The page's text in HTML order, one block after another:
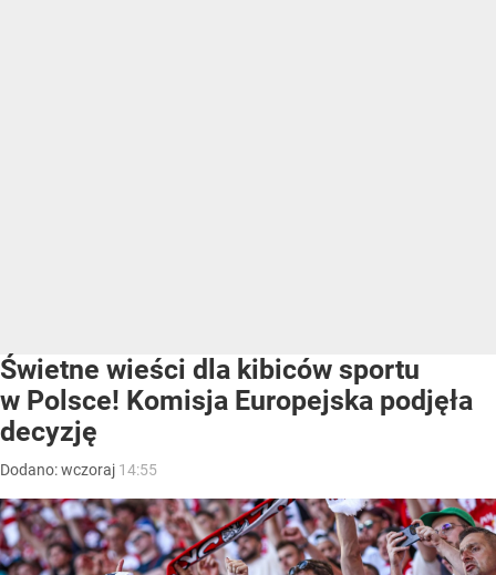
Świetne wieści dla kibiców sportu
w Polsce! Komisja Europejska podjęła
decyzję
Dodano:wczoraj 14:55